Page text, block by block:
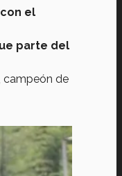
el
parte del
campeón de